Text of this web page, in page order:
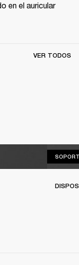
en el auricular
VER TODOS